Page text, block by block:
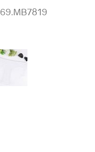
69.MB7819